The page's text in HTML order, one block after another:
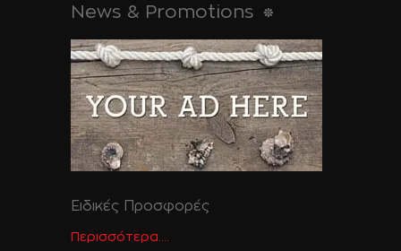
News & Promotions
Ειδικές Προσφορές
Περισσότερα....